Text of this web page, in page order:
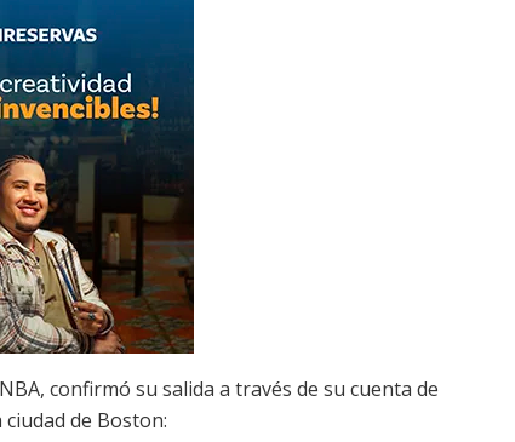
confirmó su salida a través de su cuenta de
de Boston: